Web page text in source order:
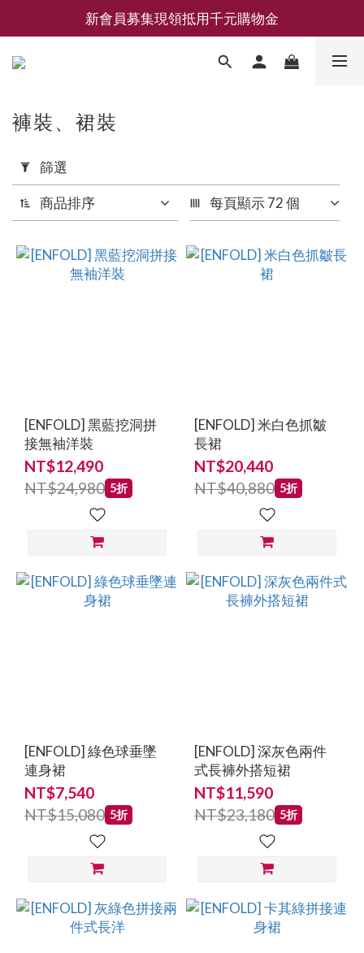
新會員募集現領抵用千元購物金
新會員募集現領抵用千元購物金
LEMAIRE 經典可頌包 NEW ARRIVAL
新會員募集現領抵用千元購物金
用
篩
選
(0/20)
JIL
SANDER
(7)
MONTSAND
CHEN
WANG
Comme
des
Garcons
(4)
褲裝、裙裝
篩選
商品排序 每頁顯示 72 個
[ENFOLD] 黑藍挖洞拼
接無袖洋裝
NT$12,490
NT$24,980 5折
[ENFOLD] 米白色抓皺
長裙
NT$20,440
NT$40,880 5折
[ENFOLD] 綠色球垂墜
連身裙
NT$7,540
NT$15,080 5折
[ENFOLD] 深灰色兩件
式長褲外搭短裙
NT$11,590
NT$23,180 5折